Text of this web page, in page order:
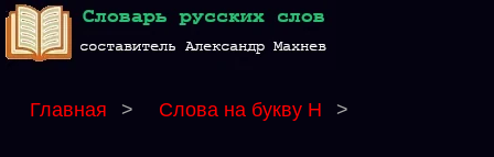
Главная > Слова на букву Н >